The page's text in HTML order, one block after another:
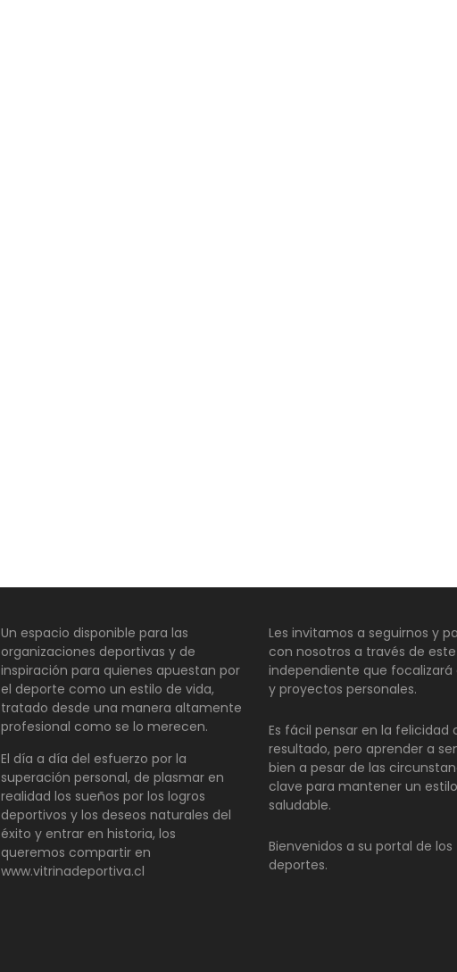
Un espacio disponible para las
organizaciones deportivas y de
inspiración para quienes apuestan por
el deporte como un estilo de vida,
tratado desde una manera altamente
profesional como se lo merecen.
El día a día del esfuerzo por la
superación personal, de plasmar en
realidad los sueños por los logros
deportivos y los deseos naturales del
éxito y entrar en historia, los
queremos compartir en
www.vitrinadeportiva.cl
Les invitamos a seguirnos y
con nosotros a través de
independiente que focalizará
y proyectos personales.
Es fácil pensar en la felicidad
resultado, pero aprender a
bien a pesar de las
clave para mantener un
saludable.
Bienvenidos a su portal de los
deportes.